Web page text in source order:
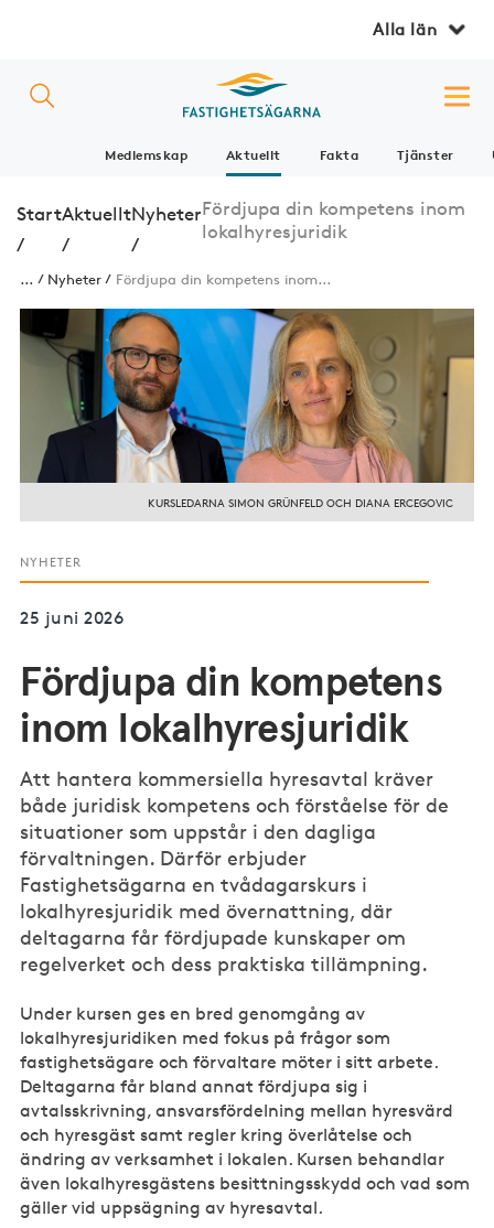
Alla län
Medlemskap Aktuellt Fakta Tjänster
Start
/
Aktuellt
/
Nyheter
/
Fördjupa din kompetens inom
lokalhyresjuridik
... Nyheter Fördjupa din kompetens inom...
KURSLEDARNA SIMON GRÜNFELD OCH DIANA ERCEGOVIC
NYHETER
25 juni 2026
Fördjupa din kompetens
inom lokalhyresjuridik
Att hantera kommersiella hyresavtal kräver
både juridisk kompetens och förståelse för de
situationer som uppstår i den dagliga
förvaltningen. Därför erbjuder
Fastighetsägarna en tvådagarskurs i
lokalhyresjuridik med övernattning, där
deltagarna får fördjupade kunskaper om
regelverket och dess praktiska tillämpning.
Under kursen ges en bred genomgång av
lokalhyresjuridiken med fokus på frågor som
fastighetsägare och förvaltare möter i sitt arbete.
Deltagarna får bland annat fördjupa sig i
avtalsskrivning, ansvarsfördelning mellan hyresvärd
och hyresgäst samt regler kring överlåtelse och
ändring av verksamhet i lokalen. Kursen behandlar
även lokalhyresgästens besittningsskydd och vad som
gäller vid uppsägning av hyresavtal.